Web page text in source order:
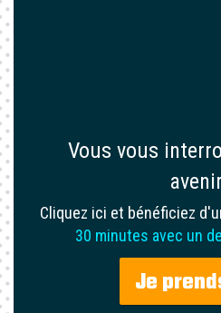
Vous vous
Cliquez ici et bénéficiez
30 minutes avec un
Je